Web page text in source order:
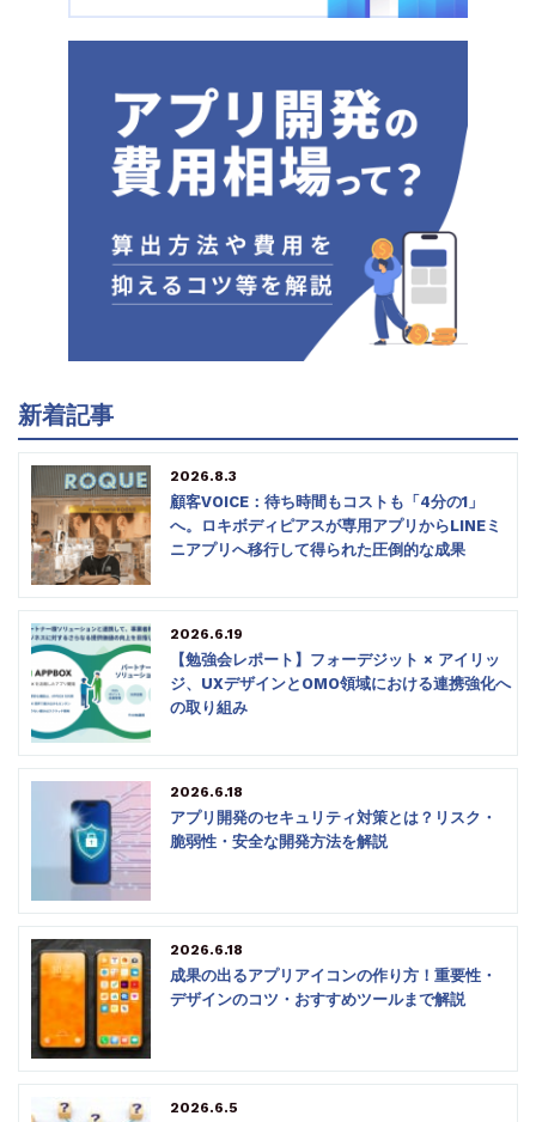
新着記事
2026.8.3
顧客VOICE：待ち時間もコストも「4分の1」
へ。ロキボディピアスが専用アプリからLINEミ
ニアプリへ移行して得られた圧倒的な成果
2026.6.19
【勉強会レポート】フォーデジット × アイリッ
ジ、UXデザインとOMO領域における連携強化へ
の取り組み
2026.6.18
アプリ開発のセキュリティ対策とは？リスク・
脆弱性・安全な開発方法を解説
2026.6.18
成果の出るアプリアイコンの作り方！重要性・
デザインのコツ・おすすめツールまで解説
2026.6.5